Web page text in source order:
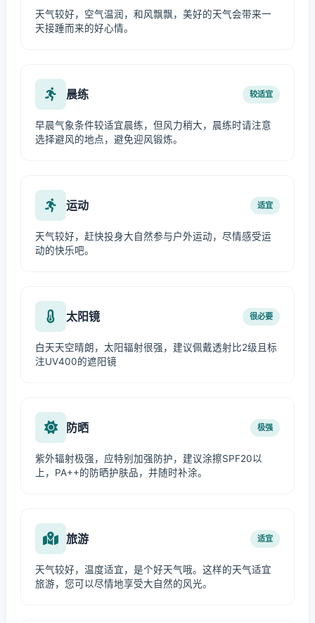
天气较好，空气温润，和风飘飘，美好的天气会带来一
天接踵而来的好心情。
晨练 较适宜
早晨气象条件较适宜晨练，但风力稍大，晨练时请注意
选择避风的地点，避免迎风锻炼。
运动 适宜
天气较好，赶快投身大自然参与户外运动，尽情感受运
动的快乐吧。
太阳镜 很必要
白天天空晴朗，太阳辐射很强，建议佩戴透射比2级且标
注UV400的遮阳镜
防晒 极强
紫外辐射极强，应特别加强防护，建议涂擦SPF20以
上，PA++的防晒护肤品，并随时补涂。
旅游 适宜
天气较好，温度适宜，是个好天气哦。这样的天气适宜
旅游，您可以尽情地享受大自然的风光。